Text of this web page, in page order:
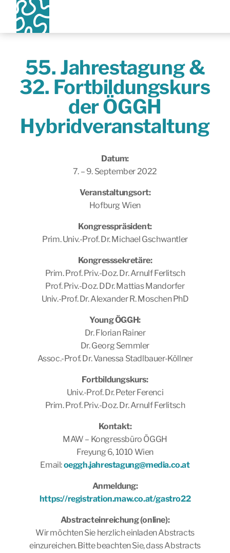
55. Jahrestagung &
32. Fortbildungskurs
der ÖGGH
Hybridveranstaltung
Datum:
7. – 9. September 2022
Veranstaltungsort:
Hofburg Wien
Kongresspräsident:
Prim. Univ.-Prof. Dr. Michael Gschwantler
Kongresssekretäre:
Prim. Prof. Priv.-Doz. Dr. Arnulf Ferlitsch
Prof. Priv.-Doz. DDr. Mattias Mandorfer
Univ.-Prof. Dr. Alexander R. Moschen PhD
Young ÖGGH:
Dr. Florian Rainer
Dr. Georg Semmler
Assoc.-Prof. Dr. Vanessa Stadlbauer-Köllner
Fortbildungskurs:
Univ.-Prof. Dr. Peter Ferenci
Prim. Prof. Priv.-Doz. Dr. Arnulf Ferlitsch
Kontakt:
MAW – Kongressbüro ÖGGH
Freyung 6, 1010 Wien
Email:oeggh.jahrestagung@media.co.at
Anmeldung:
https://registration.maw.co.at/gastro22
Abstracteinreichung (online):
Wir möchten Sie herzlich einladen Abstracts
einzureichen. Bitte beachten Sie, dass Abstracts